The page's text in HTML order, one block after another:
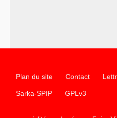
Plan du site Contact
Sarka-SPIP GPLv3